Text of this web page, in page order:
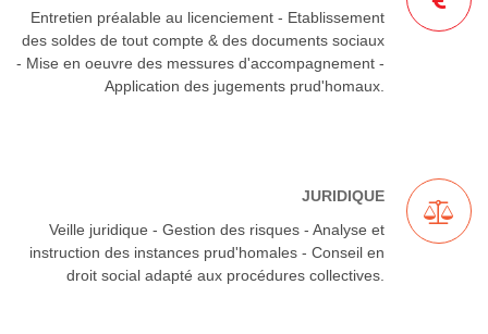
Entretien préalable au licenciement - Etablissement
des soldes de tout compte & des documents sociaux
- Mise en oeuvre des messures d'accompagnement -
Application des jugements prud'homaux.
JURIDIQUE
Veille juridique - Gestion des risques - Analyse et
instruction des instances prud'homales - Conseil en
droit social adapté aux procédures collectives.